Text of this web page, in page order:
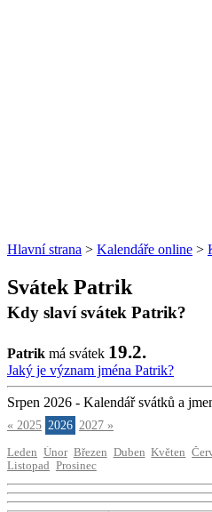
Hlavní strana > Kalendáře online >
Svátek Patrik
Kdy slaví svátek Patrik?
Patrik má svátek 19.2.
Jaký je význam jména Patrik?
Srpen 2026 - Kalendář svátků a
« 2025 2026 2027 »
Leden Únor Březen Duben Květen
Listopad Prosinec